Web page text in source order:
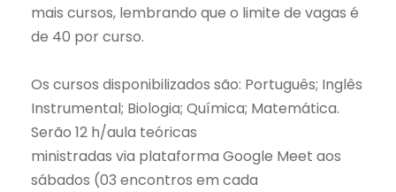
mais cursos, lembrando que o limite de vagas é
de 40 por curso.
Os cursos disponibilizados são: Português; Inglês
Instrumental; Biologia; Química; Matemática.
Serão 12 h/aula teóricas
ministradas via plataforma Google Meet aos
sábados (03 encontros em cada